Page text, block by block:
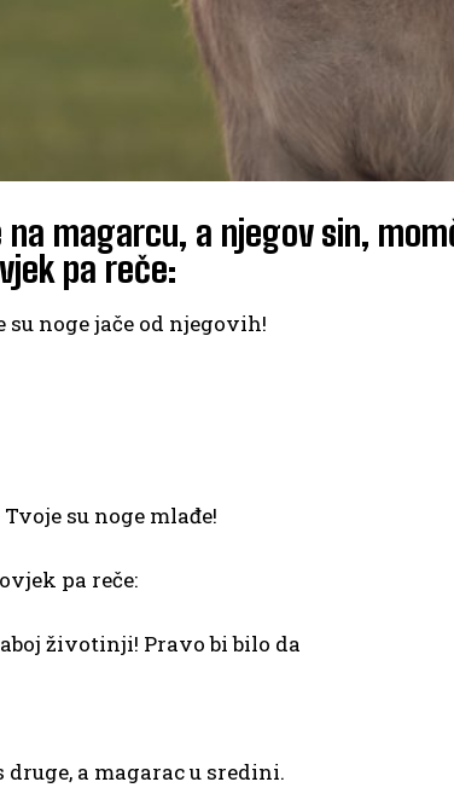
magarcu, a njegov sin,
pa reče:
su noge jače od njegovih!
su noge mlađe!
pa reče:
životinji! Pravo bi bilo da
druge, a magarac u sredini.